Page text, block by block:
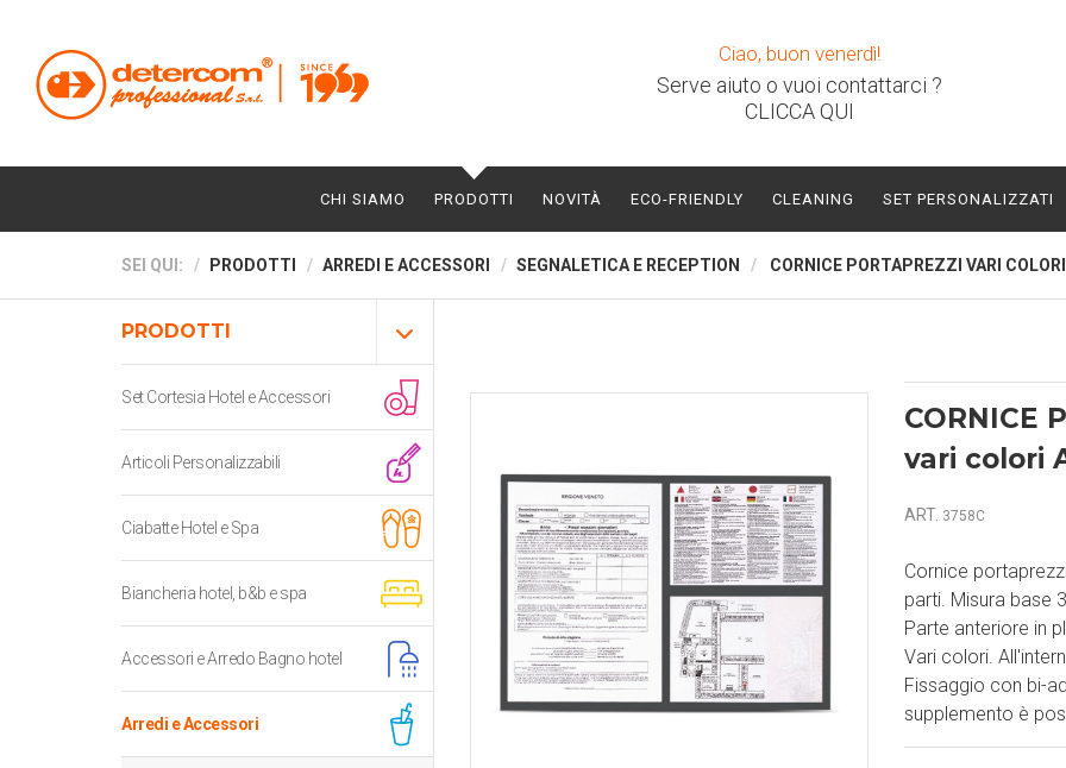
Ciao, buon venerdì!
Serve aiuto o vuoi contattarci ?
CLICCA QUI
CHI SIAMO PRODOTTI NOVITÀ ECO-FRIENDLY CLEANING SET PERSONALIZZATI
SEI QUI: PRODOTTI ARREDI E ACCESSORI SEGNALETICA E RECEPTION CORNICE PORTAPREZZI VARI
PRODOTTI
Set Cortesia Hotel e Accessori
Articoli Personalizzabili
Ciabatte Hotel e Spa
Biancheria hotel, b&b e spa
Accessori e Arredo Bagno hotel
Arredi e Accessori
CORNICE
vari colori
ART. 3758C
Cornice
parti. Misura base
Parte anteriore in
Vari colori.
Fissaggio con bi-
supplemento è